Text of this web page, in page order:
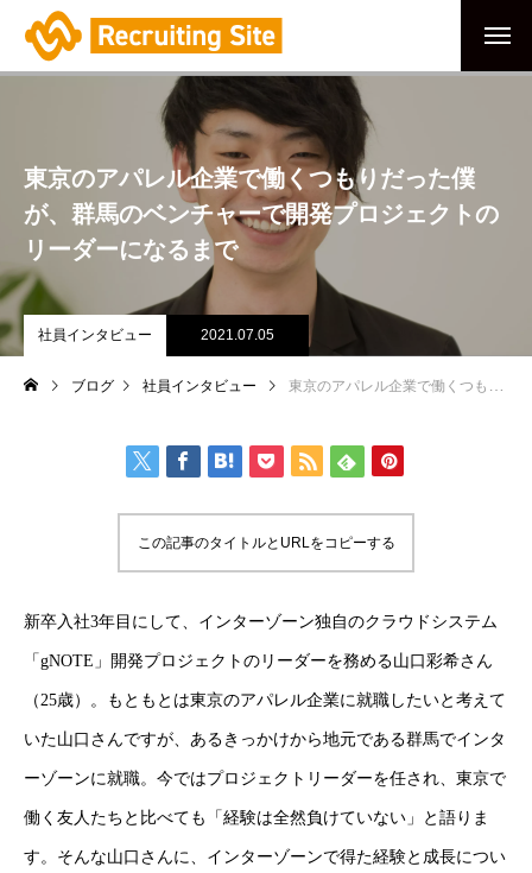
東京のアパレル企業で働くつもりだった僕
が、群馬のベンチャーで開発プロジェクトの
リーダーになるまで
社員インタビュー 2021.07.05
ブログ 社員インタビュー 東京のアパレル企業で働くつもりだった僕が、群馬のベンチャーで開発プロジェクトのリーダーになるまで
この記事のタイトルとURLをコピーする
新卒入社3年目にして、インターゾーン独自のクラウドシステム
「gNOTE」開発プロジェクトのリーダーを務める山口彩希さん
（25歳）。もともとは東京のアパレル企業に就職したいと考えて
いた山口さんですが、あるきっかけから地元である群馬でインタ
ーゾーンに就職。今ではプロジェクトリーダーを任され、東京で
働く友人たちと比べても「経験は全然負けていない」と語りま
す。そんな山口さんに、インターゾーンで得た経験と成長につい